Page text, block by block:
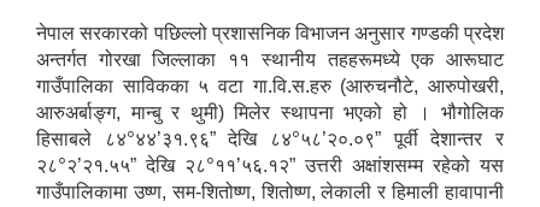
नेपाल सरकारको पछिल्लो प्रशासनिक विभाजन अनुसार गण्डकी प्रदेश
अन्तर्गत गोरखा जिल्लाका ११ स्थानीय तहहरूमध्ये एक आरूघाट
गाउँपालिका साविकका ५ वटा गा.वि.स.हरु (आरुचनौटे, आरुपोखरी,
आरुअर्बाङ्ग, मान्बु र थुमी) मिलेर स्थापना भएको हो । भौगोलिक
हिसाबले ८४०४४’३१.९६” देखि ८४०५८’२०.०९” पूर्वी देशान्तर र
२८०२’२१.५५” देखि २८०११’५६.१२” उत्तरी अक्षांशसम्म रहेको यस
गाउँपालिकामा उष्ण, सम-शितोष्ण, शितोष्ण, लेकाली र हिमाली हावापानी